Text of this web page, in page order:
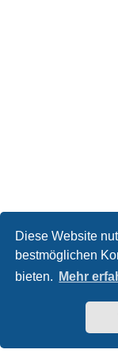
Diese Website
bestmöglichen
bieten.
Mehr